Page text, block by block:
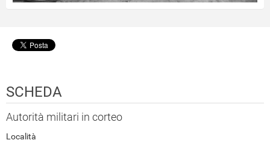
SCHEDA
Autorità militari in corteo
Località